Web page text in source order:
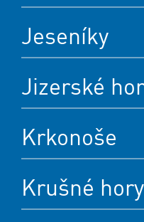
Jeseníky
Jizerské
Krkonoše
Krušné hory